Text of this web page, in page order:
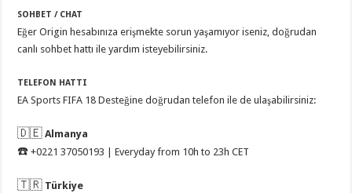
SOHBET / CHAT
Eğer Origin hesabınıza erişmekte sorun yaşamıyor iseniz, doğrudan
canlı sohbet hattı ile yardım isteyebilirsiniz.
TELEFON HATTI
EA Sports FIFA 18 Desteğine doğrudan telefon ile de ulaşabilirsiniz:
🇩🇪 Almanya
☎️ +0221 37050193 | Everyday from 10h to 23h CET
🇹🇷 Türkiye